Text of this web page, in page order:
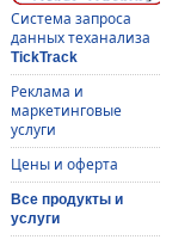
Система запроса
данных теханализа
TickTrack
Реклама и
маркетинговые
услуги
Цены и оферта
Все продукты и
услуги